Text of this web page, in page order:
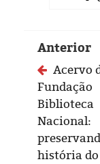
Anterior
Acervo
Fundação
Biblioteca
Nacional:
história